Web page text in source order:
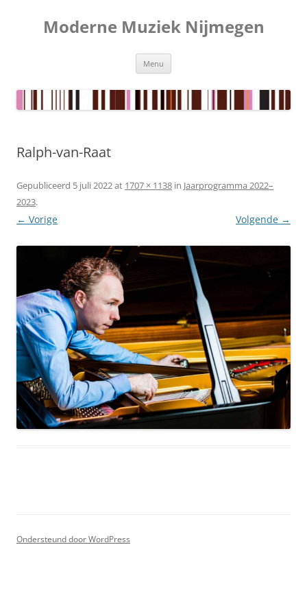
inhoudModerne Muziek Nijmegen
Menu
Ralph-van-Raat
Gepubliceerd 5 juli 2022at 1707 × 1138 in Jaarprogramma 2022–
2023.
← Vorige Volgende →
Ondersteund door WordPress